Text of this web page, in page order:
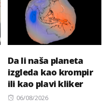
Da li naša planeta
izgleda kao krompir
ili kao plavi kliker
Posted
06/08/2026